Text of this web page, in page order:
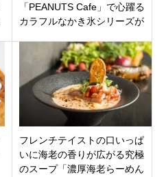
「PEANUTS Cafe」で心躍る
カラフルなかき氷シリーズが
フレンチテイストの口いっぱ
いに海老の香りが広がる究極
のスープ「濃厚海老らーめん